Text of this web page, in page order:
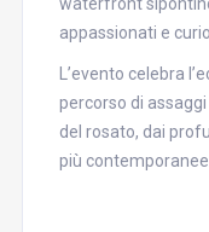
appassionati e
L’evento celebra
percorso di
del rosato, dai
più contemporanee.